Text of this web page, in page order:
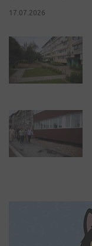
17.07.2026